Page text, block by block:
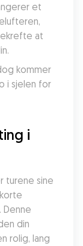
et
at
kommer
i sjelen for
i
turene sine
din
rolig, lang